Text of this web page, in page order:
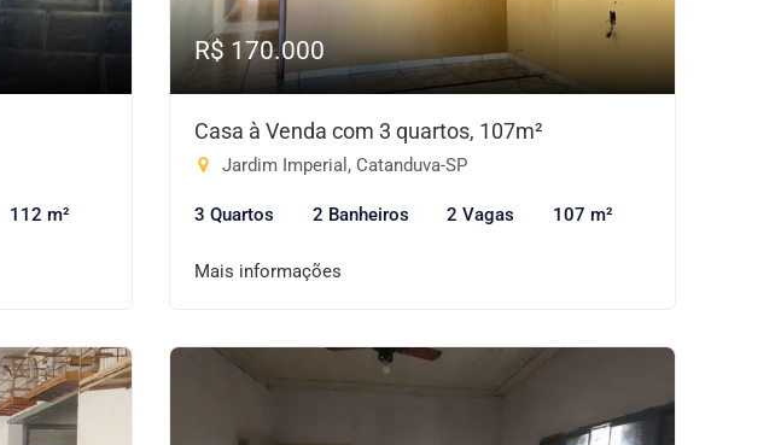
112 m²
R$ 170.000
Casa à Venda com 3 quartos, 107m²
Jardim Imperial, Catanduva-SP
3 Quartos 2 Banheiros 2 Vagas 107 m²
Mais informações